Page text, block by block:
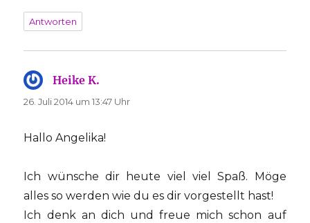
Antworten
Heike K.
26. Juli 2014 um 13:47 Uhr
Hallo Angelika!
Ich wünsche dir heute viel viel Spaß. Möge
alles so werden wie du es dir vorgestellt hast!
Ich denk an dich und freue mich schon auf